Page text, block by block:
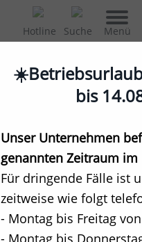
Hotline Suche Menü
bis
Unser Unternehmen
genannten Zeitraum
Für dringende Fälle ist
zeitweise wie folgt
- Montag bis Freitag
- Montag bis